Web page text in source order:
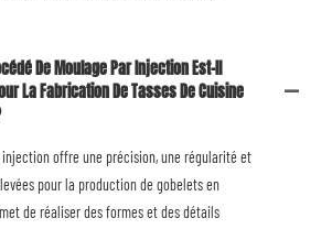
De Moulage Par Injection Est-Il
La Fabrication De Tasses De Cuisine
injection offre une précision, une régularité et
pour la production de gobelets en
de réaliser des formes et des détails